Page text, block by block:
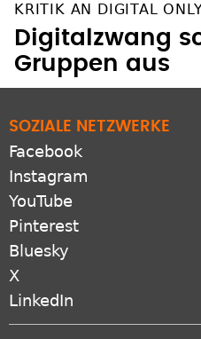
KRITIK AN DIGITAL
Digitalzwang
Gruppen aus
SOZIALE NETZWERKE
Facebook
Instagram
YouTube
Pinterest
Bluesky
X
LinkedIn